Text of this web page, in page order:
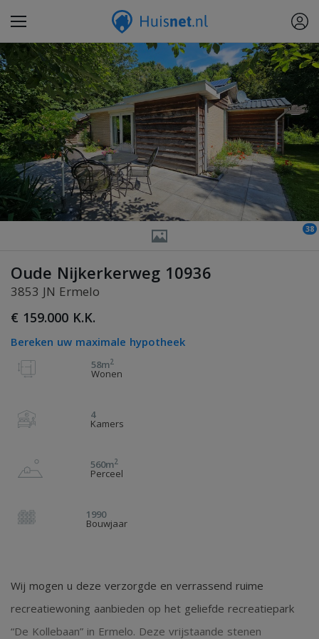
38
Oude Nijkerkerweg 10936
3853 JN Ermelo
€ 159.000 K.K.
Bereken uw maximale hypotheek
58m2
Wonen
4
Kamers
560m2
Perceel
1990
Bouwjaar
Wij mogen u deze verzorgde en verrassend ruime
recreatiewoning aanbieden op het geliefde recreatiepark
“De Kollebaan” in Ermelo. Deze vrijstaande stenen